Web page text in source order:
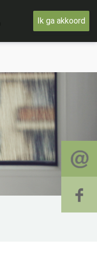
Ik ga akkoord